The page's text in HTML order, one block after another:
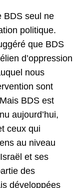
BDS seul ne
politique.
que BDS
d’oppression
nous
sont
BDS est
aujourd’hui,
ceux qui
au niveau
et ses
des
développées